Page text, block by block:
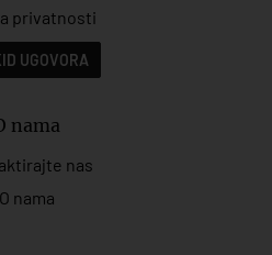
privatnosti
UGOVORA
nama
nas
O nama